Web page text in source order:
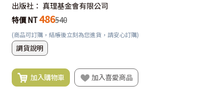
出版社： 真理基金會有限公司
特價 NT486540
(商品可訂購，結帳後立刻為您進貨，請安心訂購)
調貨說明
加入購物車 加入喜愛商品